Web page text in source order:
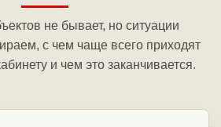
не бывает, но ситуации
с чем чаще всего приходят
и чем это заканчивается.